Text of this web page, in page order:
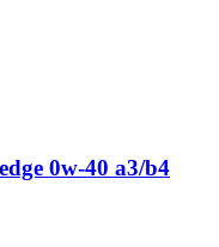
0w-40 a3/b4